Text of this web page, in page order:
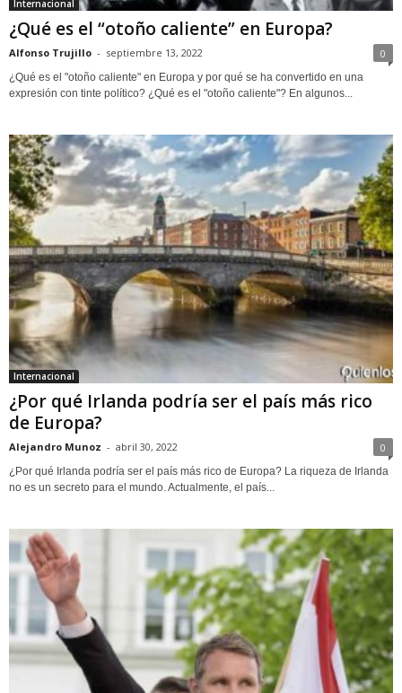
Internacional
¿Qué es el “otoño caliente” en Europa?
Alfonso Trujillo - septiembre 13, 2022 0
¿Qué es el "otoño caliente" en Europa y por qué se ha convertido en una
expresión con tinte político? ¿Qué es el "otoño caliente"? En algunos...
Internacional
¿Por qué Irlanda podría ser el país más rico
de Europa?
Alejandro Munoz - abril 30, 2022 0
¿Por qué Irlanda podría ser el país más rico de Europa? La riqueza de Irlanda
no es un secreto para el mundo. Actualmente, el país...